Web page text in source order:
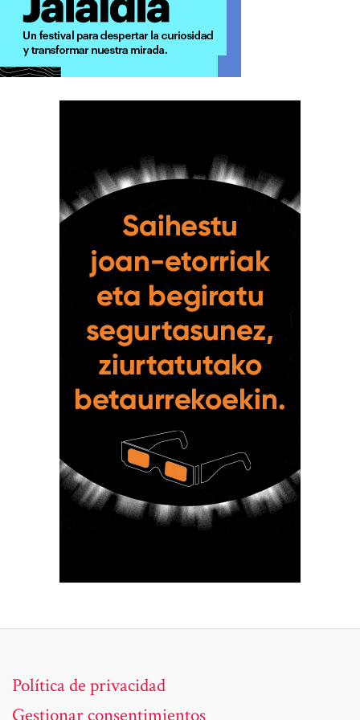
Política de privacidad
Gestionar consentimientos